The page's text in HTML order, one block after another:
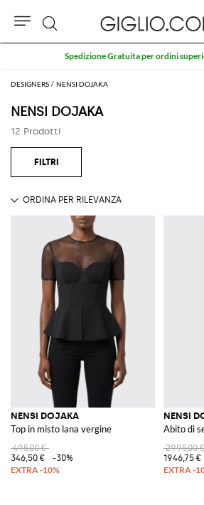
DESIGNERS NENSI DOJAKA
NENSI DOJAKA
12 Prodotti
NENSI DOJAKA
Top in misto lana vergine
495,00 €
346,50 €
-30%
NENSI
Abito di
2995,00
1946,75 €
Cerca
Spedizione Gratuita per ordini